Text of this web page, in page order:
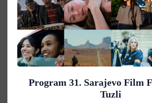
Program 31. Sarajevo Film
Tuzli